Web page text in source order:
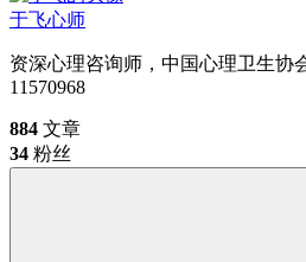
于飞心师
资深心理咨询师，中国心理卫生协
11570968
884 文章
34 粉丝